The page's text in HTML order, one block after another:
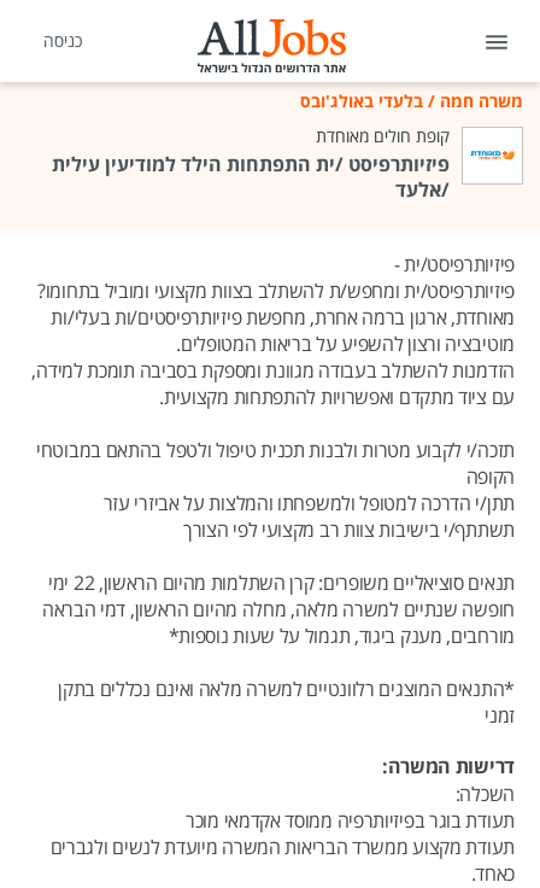
כניסה
משרה חמה / בלעדי באולג'ובס
קופת חולים מאוחדת
פיזיותרפיסט /ית התפתחות הילד למודיעין עילית
/אלעד
פיזיותרפיסט/ית -
פיזיותרפיסט/ית ומחפש/ת להשתלב בצוות מקצועי ומוביל בתחומו?
מאוחדת, ארגון ברמה אחרת, מחפשת פיזיותרפיסטים/ות בעלי/ות
מוטיבציה ורצון להשפיע על בריאות המטופלים.
הזדמנות להשתלב בעבודה מגוונת ומספקת בסביבה תומכת למידה,
עם ציוד מתקדם ואפשרויות להתפתחות מקצועית.
תזכה/י לקבוע מטרות ולבנות תכנית טיפול ולטפל בהתאם במבוטחי
הקופה
תתן/י הדרכה למטופל ולמשפחתו והמלצות על אביזרי עזר
תשתתף/י בישיבות צוות רב מקצועי לפי הצורך
תנאים סוציאליים משופרים: קרן השתלמות מהיום הראשון, 22 ימי
חופשה שנתיים למשרה מלאה, מחלה מהיום הראשון, דמי הבראה
מורחבים, מענק ביגוד, תגמול על שעות נוספות*
*התנאים המוצגים רלוונטיים למשרה מלאה ואינם נכללים בתקן
זמני
דרישות המשרה:
השכלה:
תעודת בוגר בפיזיותרפיה ממוסד אקדמאי מוכר
תעודת מקצוע ממשרד הבריאות המשרה מיועדת לנשים ולגברים
כאחד.